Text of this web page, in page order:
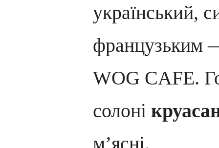
український,
французьким
WOG CAFE.
солоні
м’ясні.